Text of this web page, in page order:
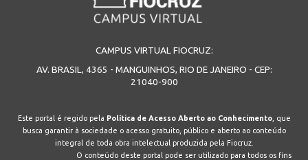
CAMPUS VIRTUAL FIOCRUZ:
AV. BRASIL, 4365 - MANGUINHOS, RIO DE JANEIRO - CEP:
21040-900
Este portal é regido pela Política de Acesso Aberto ao Conhecimento, que
busca garantir à sociedade o acesso gratuito, público e aberto ao conteúdo
integral de toda obra intelectual produzida pela Fiocruz.
O conteúdo deste portal pode ser utilizado para todos os fins